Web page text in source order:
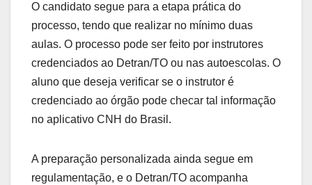
O candidato segue para a etapa prática do
processo, tendo que realizar no mínimo duas
aulas. O processo pode ser feito por instrutores
credenciados ao Detran/TO ou nas autoescolas. O
aluno que deseja verificar se o instrutor é
credenciado ao órgão pode checar tal informação
no aplicativo CNH do Brasil.
A preparação personalizada ainda segue em
regulamentação, e o Detran/TO acompanha